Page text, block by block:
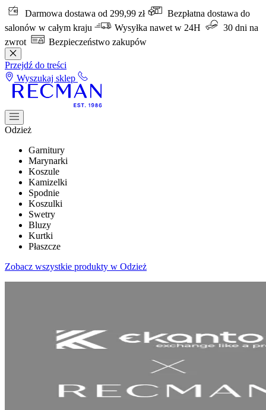
Darmowa dostawa od 299,99 zł
Bezpłatna dostawa do
salonów w całym kraju
Wysyłka nawet w 24H
30 dni na
zwrot
Bezpieczeństwo zakupów
Przejdź do treści
Wyszukaj sklep
Odzież
Garnitury
Marynarki
Koszule
Kamizelki
Spodnie
Koszulki
Swetry
Bluzy
Kurtki
Płaszcze
Zobacz wszystkie produkty w Odzież